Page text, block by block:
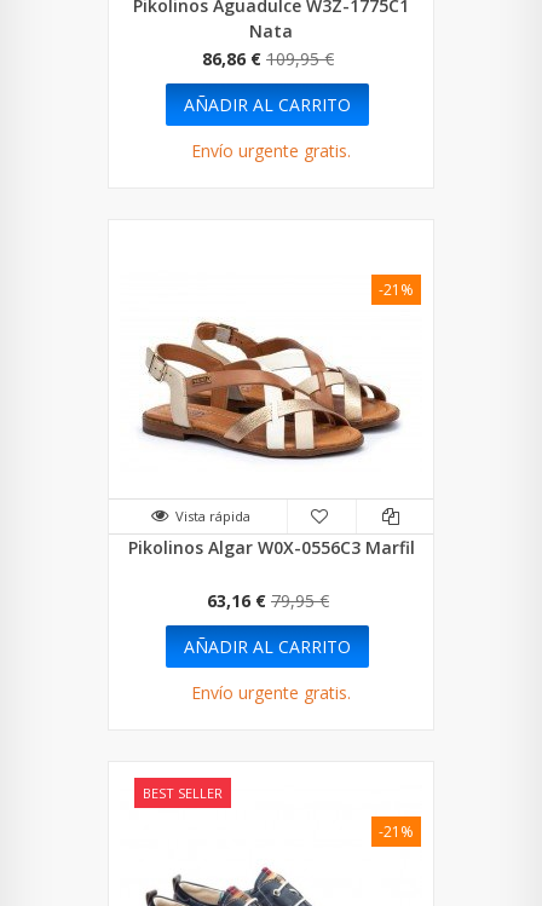
Pikolinos Aguadulce W3Z-1775C1
Nata
86,86 € 109,95 €
AÑADIR AL CARRITO
Envío urgente gratis.
Vista rápida
Pikolinos Algar W0X-0556C3 Marfil
63,16 € 79,95 €
-21%
AÑADIR AL CARRITO
Envío urgente gratis.
BEST SELLER
-21%